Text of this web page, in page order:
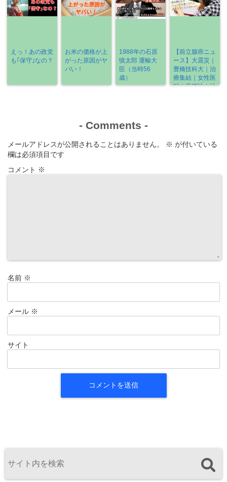
えっ！あの政党
も｢保守｣なの？
お米の価格が上
がった原因がヤ
バい！
1988年の石原
慎太郎 運輸大
臣（当時56
歳）
【前立腺癌ニュ
ース】大震災｜
豊橋技科大｜治
療集結｜女性医
師｜直腸診｜治
- Comments -
メールアドレスが公開されることはありません。 ※ が付いている
欄は必須項目です
コメント ※
名前 ※
メール ※
サイト